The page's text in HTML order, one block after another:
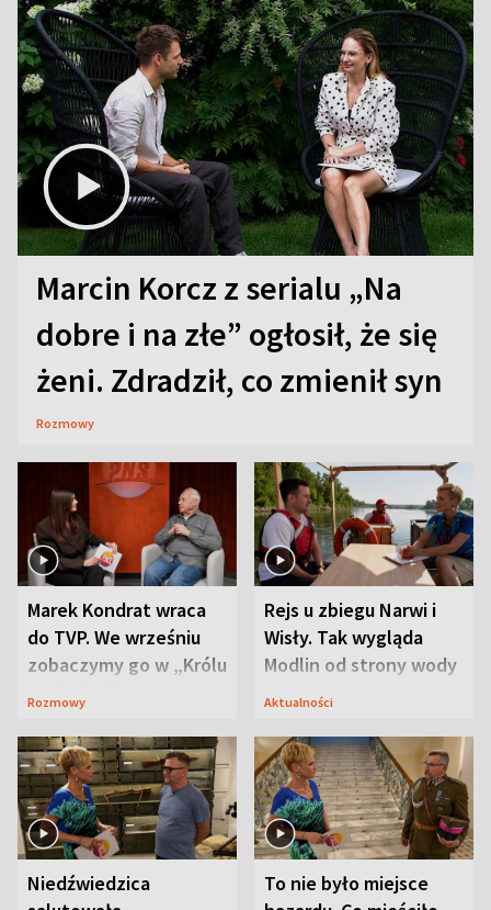
Marcin Korcz z serialu „Na
dobre i na złe” ogłosił, że się
żeni. Zdradził, co zmienił syn
Rozmowy
Marek Kondrat wraca
do TVP. We wrześniu
zobaczymy go w „Królu
Maciusiu I”
Rozmowy
Rejs u zbiegu Narwi i
Wisły. Tak wygląda
Modlin od strony wody
Aktualności
Niedźwiedzica
To nie było miejsce